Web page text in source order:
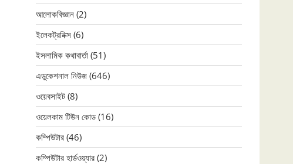
আলোকবিজ্ঞান (2)
ইলেকট্রনিক্স (6)
ইসলামিক কথাবার্তা (51)
এডুকেশনাল নিউজ (646)
ওয়েবসাইট (8)
ওয়েলকাম টিউন কোড (16)
কম্পিউটার (46)
কম্পিউটার হার্ডওয়্যার (2)